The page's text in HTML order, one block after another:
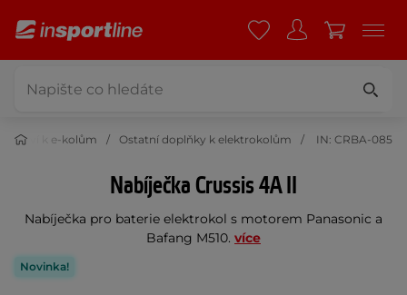
k e-kolům Ostatní doplňky k elektrokolům IN: CRBA-085
Nabíječka Crussis 4A II
Nabíječka pro baterie elektrokol s motorem Panasonic a
Bafang M510. více
Novinka!